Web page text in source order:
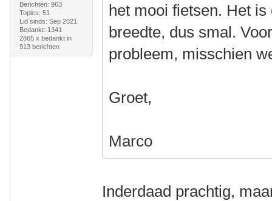
Berichten: 963
Topics: 51
Lid sinds: Sep 2021
Bedankt: 1341
2865 x bedankt in
913 berichten
het mooi fietsen. Het
breedte, dus smal.
probleem, misschien
Groet,
Marco
Inderdaad prachtig,